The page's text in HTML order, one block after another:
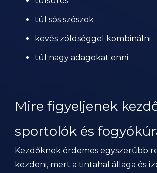
túl sós szószok
kevés zöldséggel kombinálni
túl nagy adagokat enni
Mire figyeljenek
sportolók és
Kezdőknek érdemes egyszerűbb
kezdeni, mert a tintahal állaga és